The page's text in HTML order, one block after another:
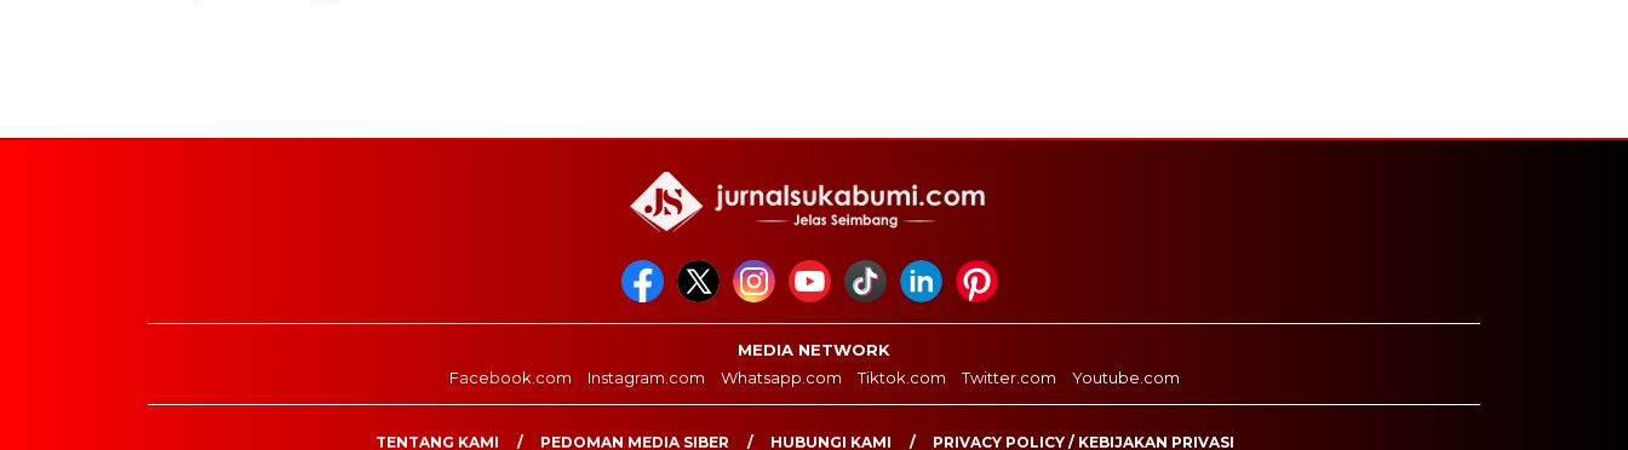
MEDIA NETWORK
Facebook.com
Instagram.com Whatsapp.com Tiktok.com Twitter.com Youtube.com
TENTANG KAMI PEDOMAN MEDIA SIBER HUBUNGI KAMI PRIVACY POLICY / KEBIJAKAN PRIVASI